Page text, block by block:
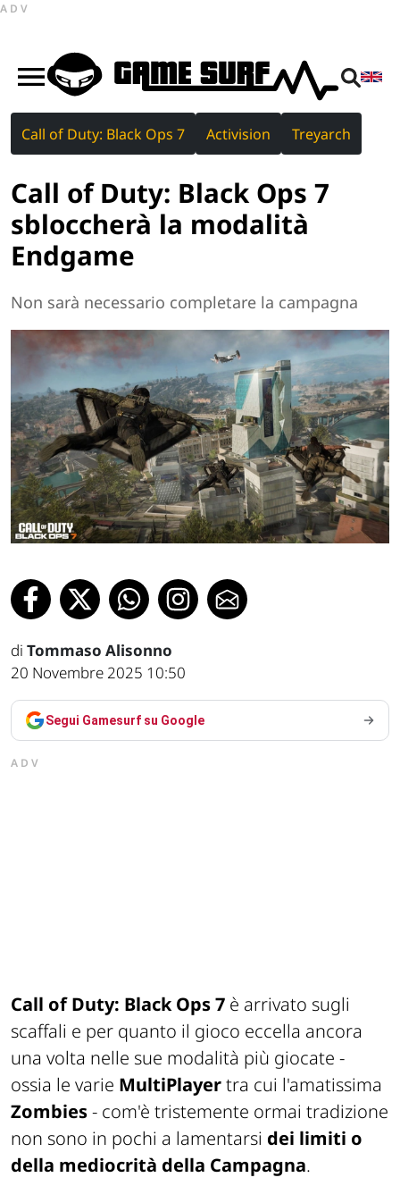
ADV
Call of Duty: Black Ops 7 Activision Treyarch
Call of Duty: Black Ops 7
sbloccherà la modalità
Endgame
Non sarà necessario completare la campagna
di Tommaso Alisonno
20 Novembre 2025 10:50
Segui Gamesurf su Google
ADV
Call of Duty: Black Ops 7 è arrivato sugli
scaffali e per quanto il gioco eccella ancora
una volta nelle sue modalità più giocate -
ossia le varie MultiPlayertra cui l'amatissima
Zombies- com'è tristemente ormai tradizione
non sono in pochi a lamentarsi dei limiti o
della mediocrità della Campagna.